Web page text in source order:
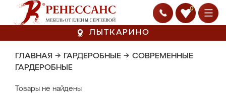
0
ЛЫТКАРИНО
ГЛАВНАЯ → ГАРДЕРОБНЫЕ → СОВРЕМЕННЫЕ
ГАРДЕРОБНЫЕ
Товары не найдены